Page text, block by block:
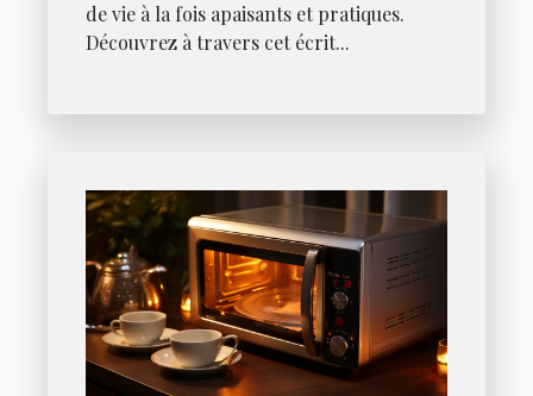
de vie à la fois apaisants et pratiques.
Découvrez à travers cet écrit...